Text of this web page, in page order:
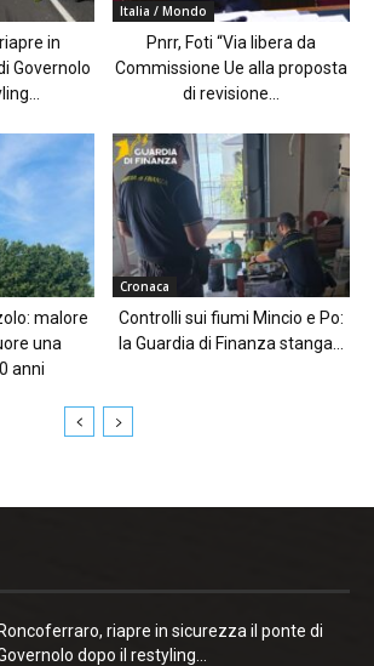
in
Governolo
Italia / Mondo
Pnrr, Foti “Via libera da
Commissione Ue alla proposta
di revisione...
malore
una
anni
Cronaca
Controlli sui fiumi Mincio e Po:
la Guardia di Finanza stanga...
Roncoferraro, riapre in sicurezza il ponte di
dopo il restyling...